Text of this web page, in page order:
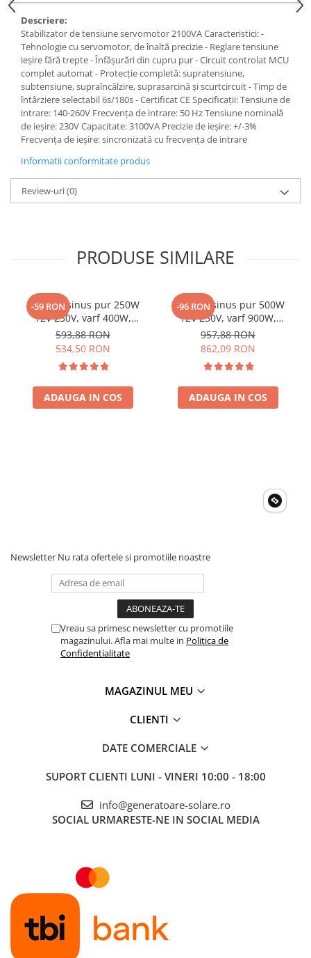
Incarcatoare solare PWM
Interfete si cabluri
Cabluri panouri fotovoltaice
Cabluri pentru echipamente
fotovoltaice
Protectii si izolatoare de baterii
Accesorii
Monitorizare si control
Convertoare DC - DC
Invertoare Off-grid
Incarcatoare de retea
Componente sisteme de balcon
Acumulatori Standard Plumb
Acumulatori Gel
Acumulatori Moto
Electronice
Invertoare Tensiune
Instrumente de masura
Anemometre
Clampmetre
Multimetre Portabile
Luxmetru
Descriere:
Stabilizator de tensiune servomotor 2100VA Caracteristici: -
Tehnologie cu servomotor, de înaltă precizie - Reglare tensiune
ieșire fără trepte - Înfășurări din cupru pur - Circuit controlat MCU
complet automat - Protecție completă: supratensiune,
subtensiune, supraîncălzire, suprasarcină și scurtcircuit - Timp de
întârziere selectabil 6s/180s - Certificat CE Specificații: Tensiune de
intrare: 140-260V Frecvența de intrare: 50 Hz Tensiune nominală
de ieșire: 230V Capacitate: 3100VA Precizie de ieșire: +/-3%
Frecvența de ieșire: sincronizată cu frecvența de intrare
Informatii conformitate produs
Review-uri(0)
PRODUSE SIMILARE
-59 RON
Invertor sinus pur 250W
12V 230V, varf 400W,
Victron Phoenix, pentru
auto, panouri solare, rulota,
casa si cabana
593,88 RON
534,50 RON
ADAUGA IN COS
-96 RON
Invertor sinus pur 500W
12V 230V, varf 900W,
Victron Phoenix, pentru
auto, panouri solare, rulota,
casa si cabana
957,88 RON
862,09 RON
ADAUGA IN COS
Newsletter Nu rata ofertele si promotiile noastre
Vreau sa primesc newsletter cu promotiile
magazinului. Afla mai multe in Politica de
Confidentialitate
MAGAZINUL MEU
CLIENTI
DATE COMERCIALE
SUPORT CLIENTI LUNI - VINERI 10:00 - 18:00
info@generatoare-solare.ro
SOCIAL URMARESTE-NE IN SOCIAL MEDIA